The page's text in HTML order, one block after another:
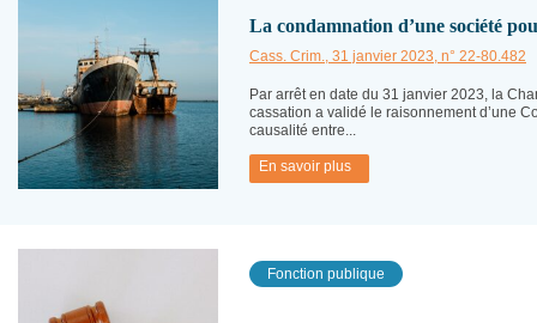
La condamnation d’une société
Cass. Crim., 31 janvier 2023, n° 22-80.482
Par arrêt en date du 31 janvier 2023, la
cassation a validé le raisonnement d’une
causalité entre...
En savoir plus
Fonction publique